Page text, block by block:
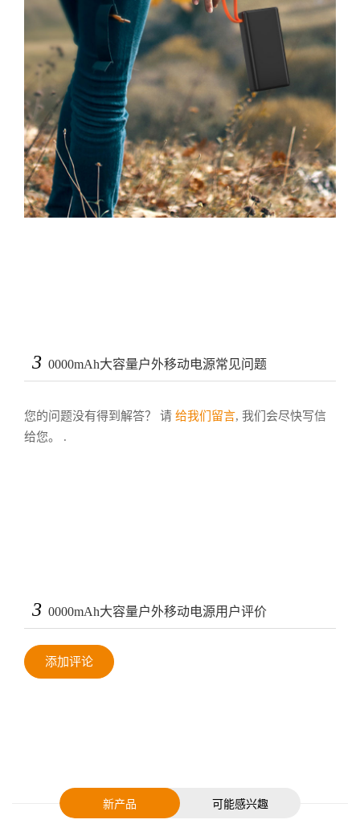
3 0000mAh大容量户外移动电源常见问题
您的问题没有得到解答？ 请 给我们留言, 我们会尽快写信
给您。 .
3 0000mAh大容量户外移动电源用户评价
添加评论
新产品 可能感兴趣